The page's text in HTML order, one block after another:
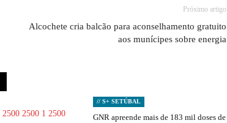
Próximo artigo
Alcochete cria balcão para aconselhamento gratuito
aos munícipes sobre energia
// S+ SETÚBAL
GNR apreende mais de 183 mil doses de